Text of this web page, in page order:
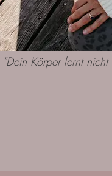
"Dein Körper lernt